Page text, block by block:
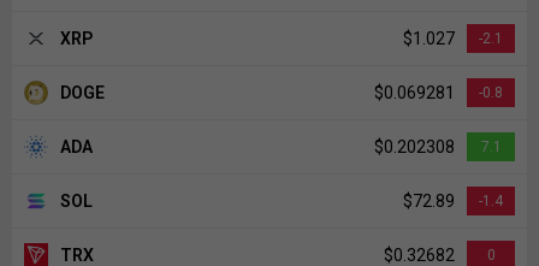
XRP $1.027 -2.1
DOGE $0.069281 -0.8
ADA $0.202308 7.1
SOL $72.89 -1.4
TRX $0.32682 0